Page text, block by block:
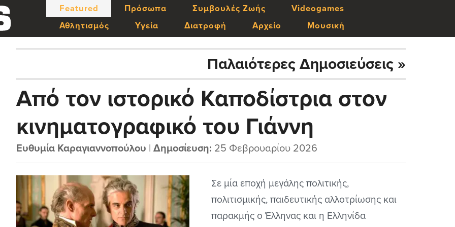
Featured Πρόσωπα Συμβουλές Ζωής
Videogames
Αθλητισμός
Υγεία Διατροφή Αρχείο Μουσική
Παλαιότερες Δημοσιεύσεις »
Από τον ιστορικό Καποδίστρια στον
κινηματογραφικό του Γιάννη
Σμαραγδή: Ανάλυση και ερμηνεία
των βασικών ιδεολογικών και
κινηματογραφικών θεμάτων της
Ευθυμία Καραγιαννοπούλου |Δημοσίευση: 25 Φεβρουαρίου 2026
Σε μία εποχή μεγάλης πολιτικής,
πολιτισμικής, παιδευτικής αλλοτρίωσης και
παρακμής ο Έλληνας και η Ελληνίδα